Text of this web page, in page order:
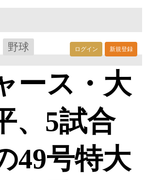
ログイン 新規登録
野球
ース・大
、5試合
49号特大